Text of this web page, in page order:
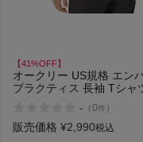
【41%OFF】
オークリー US規格 エン
プラクティス 長袖 Tシャ
Practice L/S Crew アウト
ト セール
- （0件 ）
販売価格 ¥2,990税込